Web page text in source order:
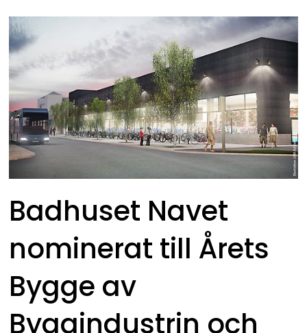
Badhuset Navet
nominerat till Årets
Bygge av
Byggindustrin och